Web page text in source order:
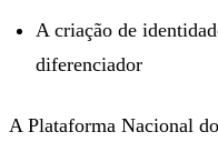
A criação de
diferenciador
A Plataforma Nacional